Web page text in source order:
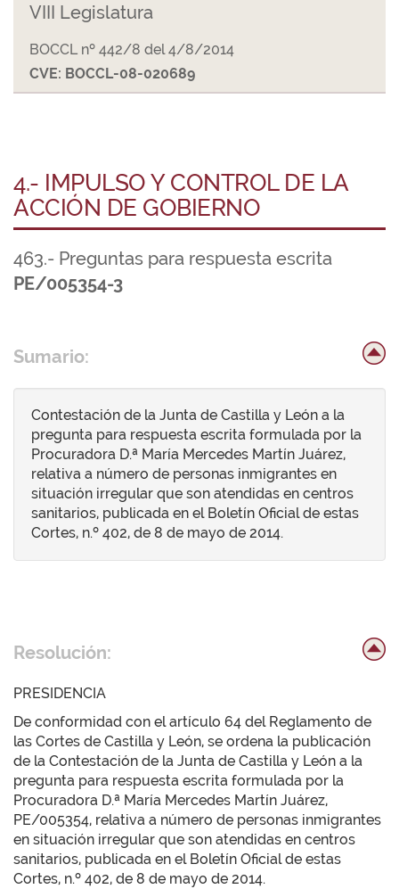
VIII Legislatura
BOCCL nº 442/8 del 4/8/2014
CVE: BOCCL-08-020689
4.- IMPULSO Y CONTROL DE LA
ACCIÓN DE GOBIERNO
463.- Preguntas para respuesta escrita
PE/005354-3
Sumario:
Contestación de la Junta de Castilla y León a la
pregunta para respuesta escrita formulada por la
Procuradora D.ª María Mercedes Martín Juárez,
relativa a número de personas inmigrantes en
situación irregular que son atendidas en centros
sanitarios, publicada en el Boletín Oficial de estas
Cortes, n.º 402, de 8 de mayo de 2014.
Resolución:
PRESIDENCIA
De conformidad con el artículo 64 del Reglamento de
las Cortes de Castilla y León, se ordena la publicación
de la Contestación de la Junta de Castilla y León a la
pregunta para respuesta escrita formulada por la
Procuradora D.ª María Mercedes Martín Juárez,
PE/005354, relativa a número de personas inmigrantes
en situación irregular que son atendidas en centros
sanitarios, publicada en el Boletín Oficial de estas
Cortes, n.º 402, de 8 de mayo de 2014.